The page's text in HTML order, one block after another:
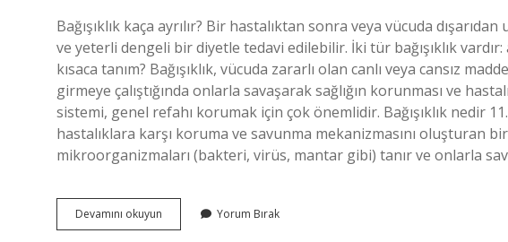
Bağışıklık kaça ayrılır? Bir hastalıktan sonra veya vücuda
ve yeterli dengeli bir diyetle tedavi edilebilir. İki tür bağışıklık vardır:
kısaca tanım? Bağışıklık, vücuda zararlı olan canlı veya cansız
girmeye çalıştığında onlarla savaşarak sağlığın korunması ve
sistemi, genel refahı korumak için çok önemlidir. Bağışıklık nedir 11.
hastalıklara karşı koruma ve savunma mekanizmasını oluşturan
mikroorganizmaları (bakteri, virüs, mantar gibi) tanır ve onlarla
Devamını okuyun Bağışıklık
Nedir
Yorum Bırak